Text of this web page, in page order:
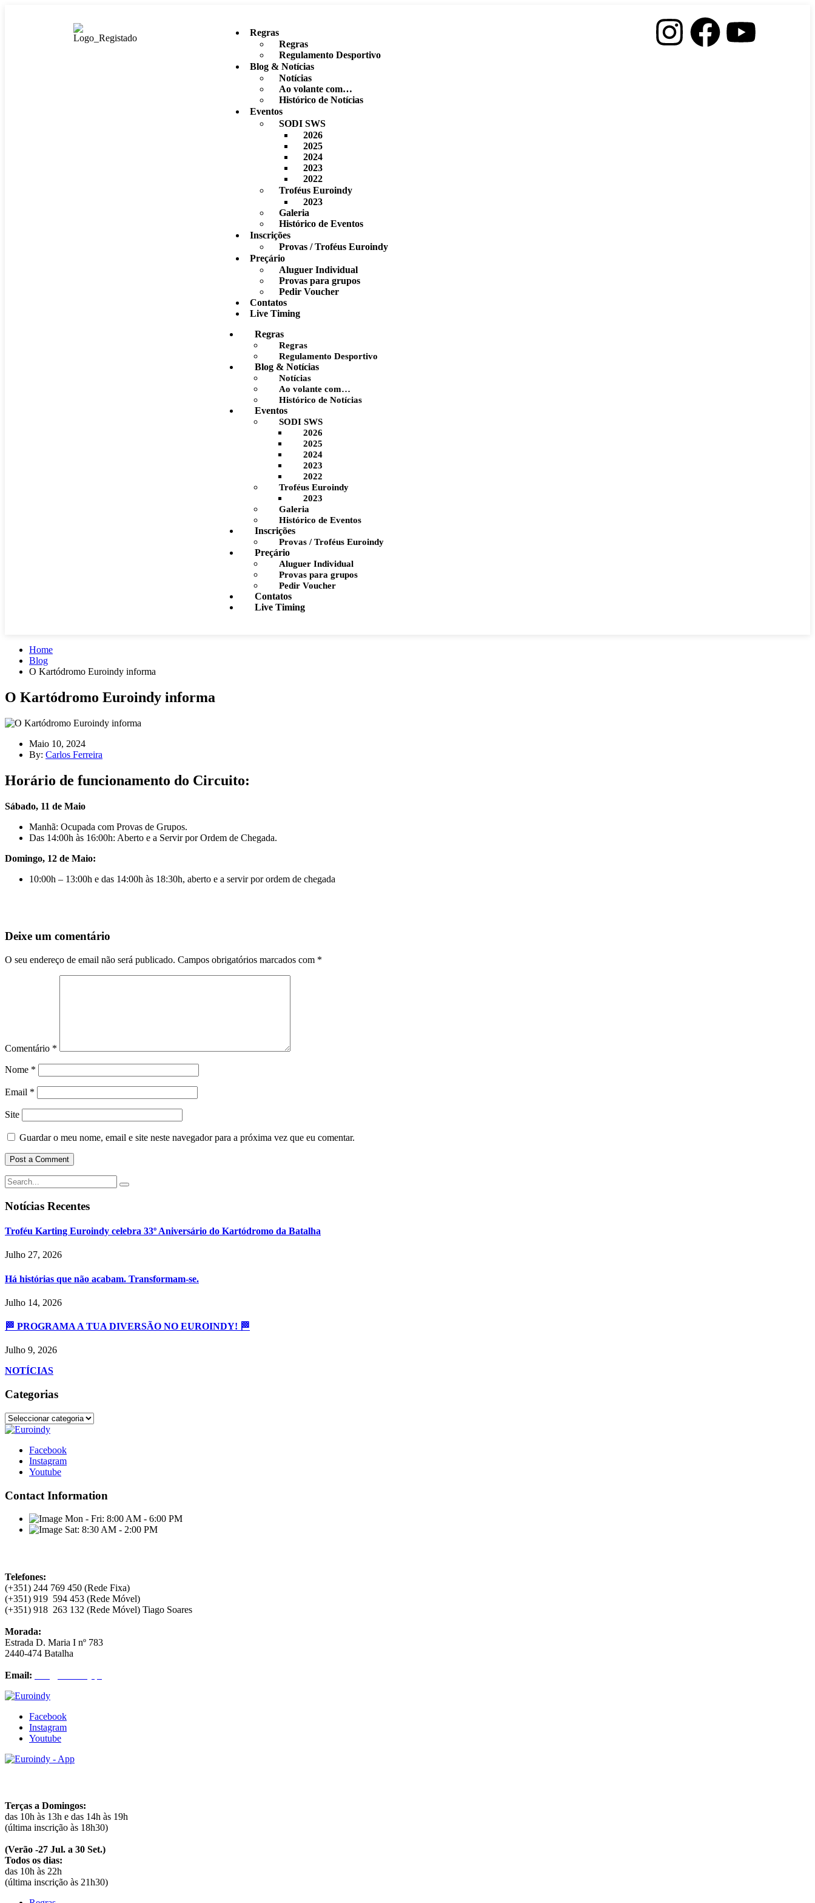
Regras
Regras
Regulamento Desportivo
Blog & Notícias
Notícias
Ao volante com…
Histórico de Notícias
Eventos
SODI SWS
2026
2025
2024
2023
2022
Troféus Euroindy
2023
Galeria
Histórico de Eventos
Inscrições
Provas / Troféus Euroindy
Preçário
Aluguer Individual
Provas para grupos
Pedir Voucher
Contatos
Live Timing
Regras
Regras
Regulamento Desportivo
Blog & Notícias
Notícias
Ao volante com…
Histórico de Notícias
Eventos
SODI SWS
2026
2025
2024
2023
2022
Troféus Euroindy
2023
Galeria
Histórico de Eventos
Inscrições
Provas / Troféus Euroindy
Preçário
Aluguer Individual
Provas para grupos
Pedir Voucher
Contatos
Live Timing
Home
Blog
O Kartódromo Euroindy informa
O Kartódromo Euroindy informa
Maio 10, 2024
By: Carlos Ferreira
Horário de funcionamento do Circuito:
Sábado, 11 de Maio
Manhã: Ocupada com Provas de Grupos.
Das 14:00h às 16:00h: Aberto e a Servir por Ordem de Chegada.
Domingo, 12 de Maio:
10:00h – 13:00h e das 14:00h às 18:30h, aberto e a servir por ordem de chegada
Deixe um comentário
O seu endereço de email não será publicado. Campos obrigatórios marcados com *
Comentário *
Nome *
Email *
Site
Guardar o meu nome, email e site neste navegador para a próxima vez que eu comentar.
Notícias Recentes
Troféu Karting Euroindy celebra 33º Aniversário do Kartódromo da Batalha
Julho 27, 2026
Há histórias que não acabam. Transformam-se.
Julho 14, 2026
🏁 PROGRAMA A TUA DIVERSÃO NO EUROINDY! 🏁
Julho 9, 2026
NOTÍCIAS
Categorias
Facebook
Instagram
Youtube
Contact Information
Mon - Fri: 8:00 AM - 6:00 PM
Sat: 8:30 AM - 2:00 PM
Telefones:
(+351) 244 769 450 (Rede Fixa)
(+351) 919 594 453 (Rede Móvel)
(+351) 918 263 132 (Rede Móvel) Tiago Soares
Morada:
Estrada D. Maria I nº 783
2440-474 Batalha
Email:
Facebook
Instagram
Youtube
Terças a Domingos:
das 10h às 13h e das 14h às 19h
(última inscrição às 18h30)
(Verão -27 Jul. a 30 Set.)
Todos os dias:
das 10h às 22h
(última inscrição às 21h30)